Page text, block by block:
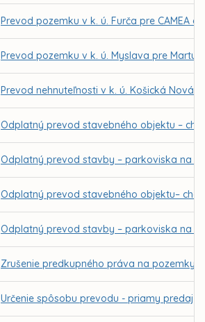
Prevod pozemku v k. ú. Furča pre CAMEA
Prevod pozemku v k. ú. Myslava pre
Prevod nehnuteľnosti v k. ú. Košická Nová
Odplatný prevod stavebného objektu –
Odplatný prevod stavby – parkoviska na
Odplatný prevod stavebného objektu–
Odplatný prevod stavby – parkoviska na
Zrušenie predkupného práva na pozemky
Určenie spôsobu prevodu - priamy predaj